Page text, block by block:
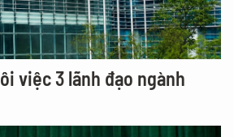
việc 3 lãnh đạo ngành